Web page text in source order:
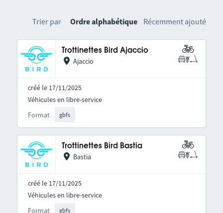
Trier par Ordre alphabétique Récemment ajouté
Trottinettes Bird Ajaccio
Ajaccio
créé le 17/11/2025
Format gbfs
Véhicules en libre-service
Trottinettes Bird Bastia
Bastia
créé le 17/11/2025
Format gbfs
Véhicules en libre-service